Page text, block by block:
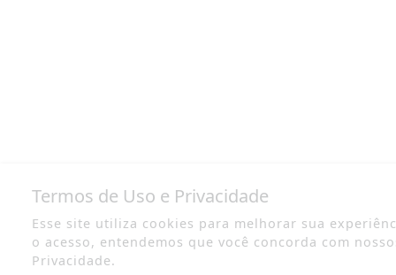
Termos de Uso e Privacidade
Esse site utiliza cookies para melhorar sua
o acesso, entendemos que você concorda com
Privacidade.